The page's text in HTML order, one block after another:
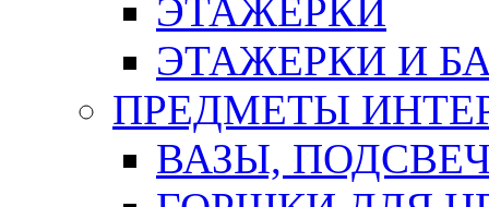
ЭТАЖЕРКИ
ЭТАЖЕРКИ И
ПРЕДМЕТЫ
ВАЗЫ,